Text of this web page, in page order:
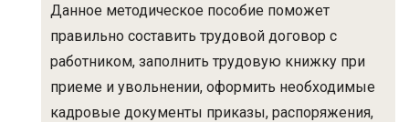
Данное методическое пособие поможет
правильно составить трудовой договор с
работником, заполнить трудовую книжку при
приеме и увольнении, оформить необходимые
кадровые документы приказы, распоряжения,